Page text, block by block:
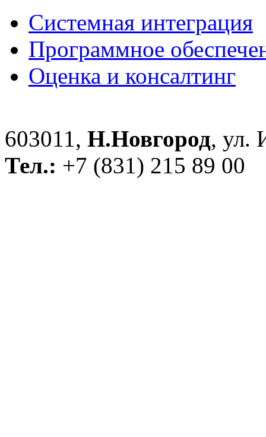
Системная интеграция
Программное
Оценка и консалтинг
603011, Н.Новгород, ул.
Тел.: +7 (831) 215 89 00